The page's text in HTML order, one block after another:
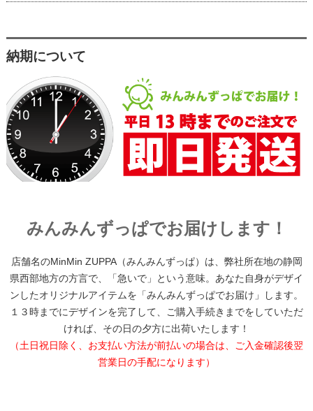
納期について
みんみんずっぱでお届けします！
店舗名のMinMin ZUPPA（みんみんずっぱ）は、弊社所在地の静岡
県西部地方の方言で、「急いで」という意味。あなた自身がデザイ
ンしたオリジナルアイテムを「みんみんずっぱでお届け」します。
１３時までにデザインを完了して、ご購入手続きまでをしていただ
ければ、その日の夕方に出荷いたします！
（土日祝日除く、お支払い方法が前払いの場合は、ご入金確認後翌
営業日の手配になります）